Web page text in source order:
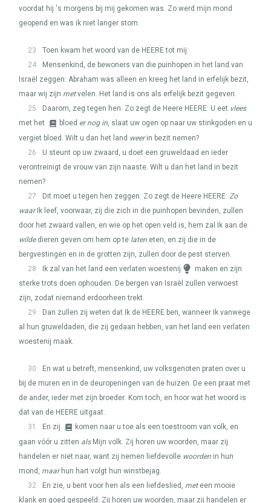
voordat hij 's morgens bij mij gekomen was. Zo werd mijn mond
geopend en was ik niet langer stom.
23 Toen kwam het woord van de HEEREtot mij:
24
Mensenkind, de bewoners van die puinhopen in het land van
Israël zeggen: Abraham was alleen en kreeg het land in erfelijk bezit,
maar wij zijn metvelen. Het land is ons als erfelijk bezit gegeven.
25
Daarom, zeg tegen hen: Zo zegt de Heere HEERE: U eet vlees
met het
bloed er nog in, slaat uw ogen op naar uw stinkgoden en u
vergiet bloed. Wilt u dan het land weerin bezit nemen?
26
U steunt op uw zwaard, u doet een gruweldaad en ieder
verontreinigt de vrouw van zijn naaste. Wilt u dan het land in bezit
nemen?
27
Dit moet u tegen hen zeggen: Zo zegt de Heere HEERE: Zo
waarIk leef, voorwaar, zij die zich in die puinhopen bevinden, zullen
door het zwaard vallen, en wie op het open veld is, hem zal Ik aan de
wildedieren geven om hem op te laten eten, en zij die in de
bergvestingen en in de grotten zijn, zullen door de pest sterven.
28
Ik zal van het land een verlaten woestenij
maken en zijn
sterke trots doen ophouden. De bergen van Israël zullen verwoest
zijn, zodat niemand erdoorheen trekt.
29
Dan zullen zij weten dat Ik de HEERE ben, wanneer Ik vanwege
al hun gruweldaden, die zij gedaan hebben, van het land een verlaten
woestenij maak.
30
En wat u betreft, mensenkind, uw volksgenoten praten over u
bij de muren en in de deuropeningen van de huizen. De een praat met
de ander, ieder met zijn broeder: Kom toch, en hoor wat het woord is
dat van de HEERE uitgaat.
31
En zij
komen naar u toe als een toestroom van volk, en
gaan vóór u zitten alsMijn volk. Zij horen uw woorden, maar zij
handelen er niet naar, want zij nemen liefdevolle woorden in hun
mond, maarhun hart volgt hun winstbejag.
32
En zie, u bent voor hen als een liefdeslied, meteen mooie
klank en goed gespeeld. Zij horen uw woorden, maar zij handelen er